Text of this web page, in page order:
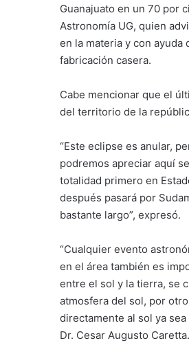
Guanajuato en un 70 por
Astronomía UG, quien
en la materia y con
fabricación casera.
Cabe mencionar que el
del territorio de la
“Este eclipse es anular,
podremos apreciar aquí
totalidad primero en
después pasará por
bastante largo”, expresó.
“Cualquier evento
en el área también es
entre el sol y la tierra, se
atmosfera del sol, por
directamente al sol ya
Dr. Cesar Augusto Caretta.